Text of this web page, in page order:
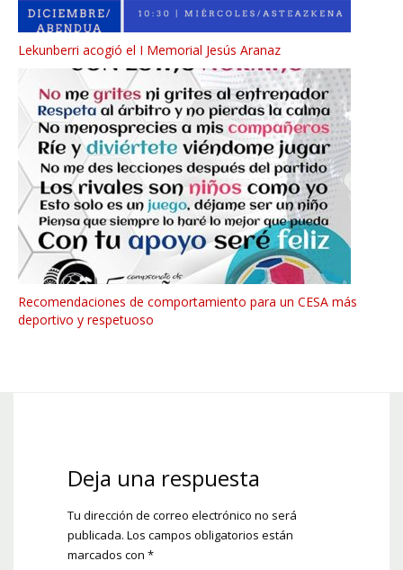
Lekunberri acogió el I Memorial Jesús Aranaz
Recomendaciones de comportamiento para un CESA más
deportivo y respetuoso
Deja una respuesta
Tu dirección de correo electrónico no será
publicada. Los campos obligatorios están
marcados con *